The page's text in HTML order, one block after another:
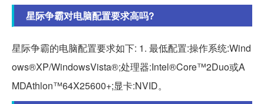
星际争霸对电脑配置要求高吗?
星际争霸的电脑配置要求如下: 1. 最低配置:操作系统:Wind
ows®XP/WindowsVista®;处理器:Intel®Core™2Duo或A
MDAthlon™64X25600+;显卡:NVID。